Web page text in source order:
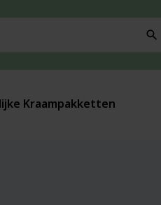
search
Kraampakketten